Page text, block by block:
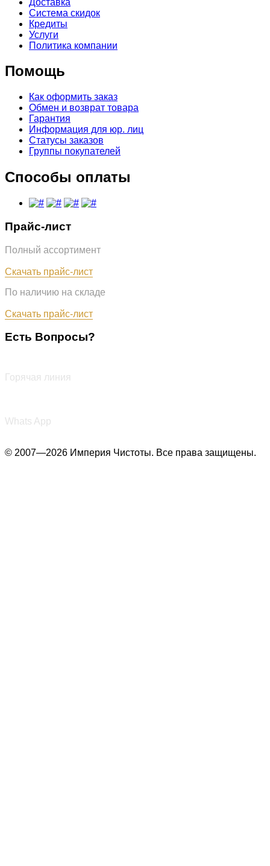
Система скидок
Кредиты
Услуги
Политика компании
Помощь
Как оформить заказ
Обмен и возврат товара
Гарантия
Информация для юр. лиц
Статусы заказов
Группы покупателей
Способы оплаты
Прайс-лист
Полный ассортимент
Скачать прайс-лист
По наличию на складе
Скачать прайс-лист
Есть Вопросы?
Горячая линия
Whats App
© 2007—2026 Империя Чистоты. Все права защищены.